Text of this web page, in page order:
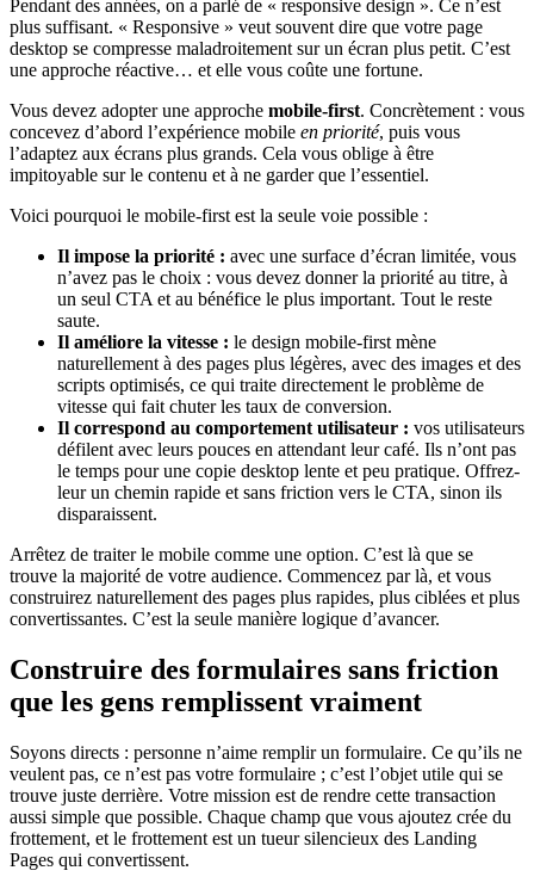
Pendant des années, on a parlé de « responsive design ». Ce n’est
plus suffisant. « Responsive » veut souvent dire que votre page
desktop se compresse maladroitement sur un écran plus petit. C’est
une approche réactive… et elle vous coûte une fortune.
Vous devez adopter une approche mobile-first. Concrètement : vous
concevez d’abord l’expérience mobile en priorité, puis vous
l’adaptez aux écrans plus grands. Cela vous oblige à être
impitoyable sur le contenu et à ne garder que l’essentiel.
Voici pourquoi le mobile-first est la seule voie possible :
Il impose la priorité : avec une surface d’écran limitée, vous
n’avez pas le choix : vous devez donner la priorité au titre, à
un seul CTA et au bénéfice le plus important. Tout le reste
saute.
Il améliore la vitesse : le design mobile-first mène
naturellement à des pages plus légères, avec des images et des
scripts optimisés, ce qui traite directement le problème de
vitesse qui fait chuter les taux de conversion.
Il correspond au comportement utilisateur : vos utilisateurs
défilent avec leurs pouces en attendant leur café. Ils n’ont pas
le temps pour une copie desktop lente et peu pratique. Offrez-
leur un chemin rapide et sans friction vers le CTA, sinon ils
disparaissent.
Arrêtez de traiter le mobile comme une option. C’est là que se
trouve la majorité de votre audience. Commencez par là, et vous
construirez naturellement des pages plus rapides, plus ciblées et plus
convertissantes. C’est la seule manière logique d’avancer.
Construire des formulaires sans friction
que les gens remplissent vraiment
Soyons directs : personne n’aime remplir un formulaire. Ce qu’ils ne
veulent pas, ce n’est pas votre formulaire ; c’est l’objet utile qui se
trouve juste derrière. Votre mission est de rendre cette transaction
aussi simple que possible. Chaque champ que vous ajoutez crée du
frottement, et le frottement est un tueur silencieux des Landing
Pages qui convertissent.